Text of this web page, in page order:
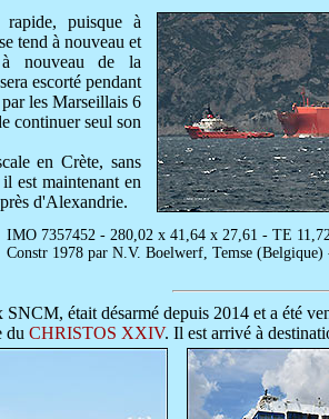
puisque à
tend à nouveau et
nouveau de la
escorté pendant
les Marseillais 6
continuer seul son
en Crète, sans
est maintenant en
d'Alexandrie.
IMO 7357452 - 280,02 x 41,64 x 27,61 - TE
Constr 1978 par N.V. Boelwerf, Temse
SNCM, était désarmé depuis 2014 et a été
du CHRISTOS XXIV. Il est arrivé à